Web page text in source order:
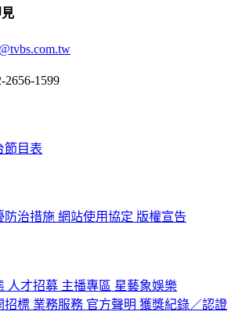
1599
節目表
防治措施 網站使用協定 版權宣告
人才招募 主播專區 星藝象娛樂
招標 業務服務 官方聲明 獲獎紀錄／認證